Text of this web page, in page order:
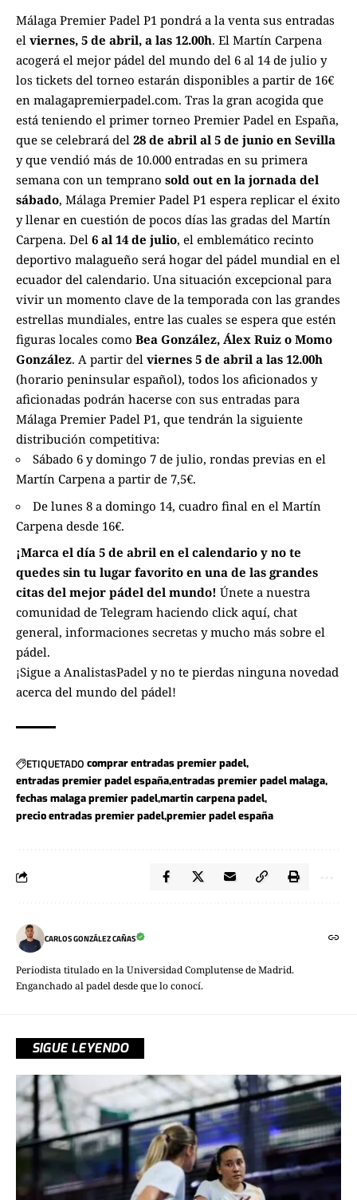
Málaga Premier Padel P1 pondrá a la venta sus entradas
el viernes, 5 de abril, a las 12.00h. El Martín Carpena
acogerá el mejor pádel del mundo del 6 al 14 de julio y
los tickets del torneo estarán disponibles a partir de 16€
en malagapremierpadel.com. Tras la gran acogida que
está teniendo el primer torneo Premier Padel en España,
que se celebrará del 28 de abril al 5 de junio en Sevilla
y que vendió más de 10.000 entradas en su primera
semana con un temprano sold out en la jornada del
sábado, Málaga Premier Padel P1 espera replicar el éxito
y llenar en cuestión de pocos días las gradas del Martín
Carpena. Del 6 al 14 de julio, el emblemático recinto
deportivo malagueño será hogar del pádel mundial en el
ecuador del calendario. Una situación excepcional para
vivir un momento clave de la temporada con las grandes
estrellas mundiales, entre las cuales se espera que estén
figuras locales como Bea González, Álex Ruiz o Momo
González. A partir del viernes 5 de abril a las 12.00h
(horario peninsular español), todos los aficionados y
aficionadas podrán hacerse con sus entradas para
Málaga Premier Padel P1, que tendrán la siguiente
distribución competitiva:
Sábado 6 y domingo 7 de julio, rondas previas en el
Martín Carpena a partir de 7,5€.
De lunes 8 a domingo 14, cuadro final en el Martín
Carpena desde 16€.
¡Marca el día 5 de abril en el calendario y no te
quedes sin tu lugar favorito en una de las grandes
citas del mejor pádel del mundo! Únete a nuestra
comunidad de Telegram haciendo click aquí, chat
general, informaciones secretas y mucho más sobre el
pádel.
¡Sigue a AnalistasPadel y no te pierdas ninguna novedad
acerca del mundo del pádel!
ETIQUETADO comprar entradas premier padel
entradas premier padel españaentradas premier padel malaga
fechas malaga premier padelmartin carpena padel
precio entradas premier padelpremier padel españa
CARLOS GONZÁLEZ CAÑAS
Periodista titulado en la Universidad Complutense de Madrid.
Enganchado al padel desde que lo conocí.
SIGUE LEYENDO